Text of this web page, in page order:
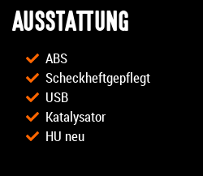
AUSSTATTUNG
ABS
Scheckheftgepflegt
USB
Katalysator
HU neu